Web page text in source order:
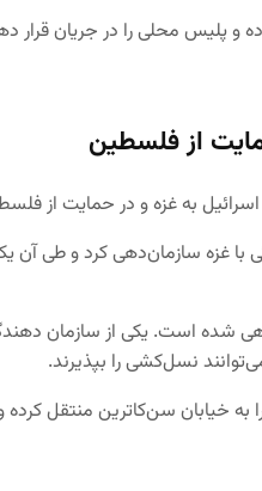
و پلیس محلی را در جریان قرار
از فلسطین
به غزه و در حمایت از
است. یکی از سازمان
نسل‌کشی را بپذیرند.
به خیابان سن‌کاترین منتقل